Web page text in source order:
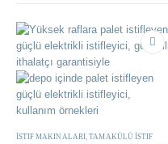
İSTIF MAKINALARI, TAM AKÜLÜ İSTIF